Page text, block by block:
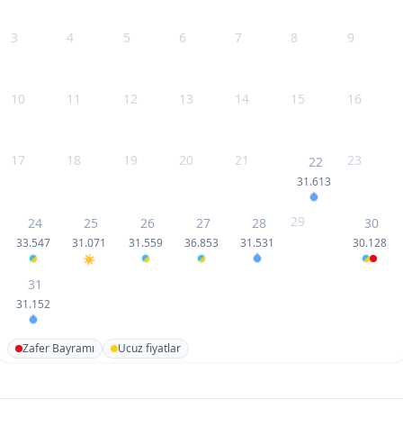
3 4 5 6 7 8 9
10 11 12 13 14 15 16
17 18 19 20 21 22
31.613
23
24
33.547
25
31.071
26
31.559
27
36.853
28
31.531
29 30
30.128
31
31.152
Zafer Bayramı Ucuz fiyatlar